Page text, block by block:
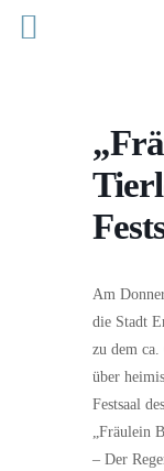
Am
die Stadt
zu dem
über
Festsaal
„Fräulein
– Der